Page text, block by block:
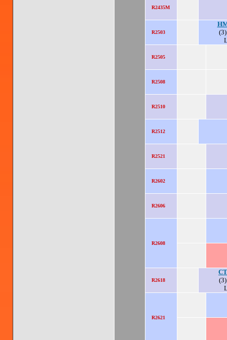
R2435M
R2503
R2505
R2508
R2510
R2512
R2521
R2602
R2606
R2608
R2618
R2621